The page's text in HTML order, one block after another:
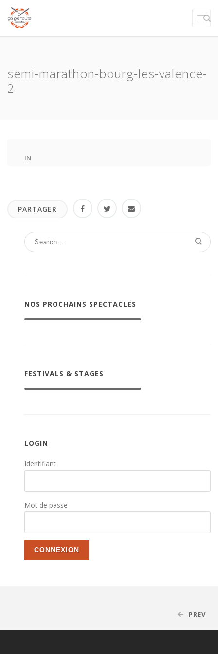
semi-marathon-bourg-les-valence-
2
IN
PARTAGER
NOS PROCHAINS SPECTACLES
FESTIVALS & STAGES
LOGIN
Identifiant
Mot de passe
PREV